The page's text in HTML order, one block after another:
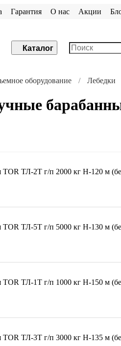
Гарантия О нас Акции
Каталог
оборудование Лебедки
TOR ТЛ-2Т г/п 2000 кг H-120 м
TOR ТЛ-5Т г/п 5000 кг H-130 м
TOR ТЛ-1Т г/п 1000 кг H-150 м
TOR ТЛ-3Т г/п 3000 кг H-135 м